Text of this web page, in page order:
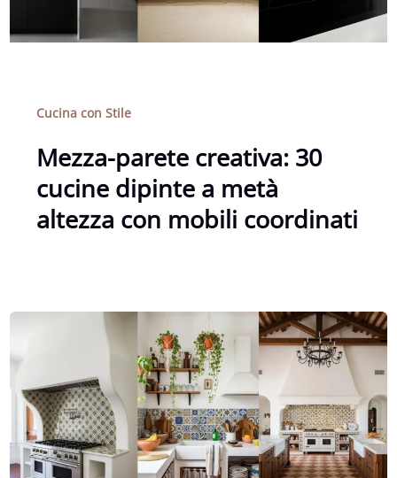
Cucina con Stile
Mezza-parete creativa: 30
cucine dipinte a metà
altezza con mobili coordinati